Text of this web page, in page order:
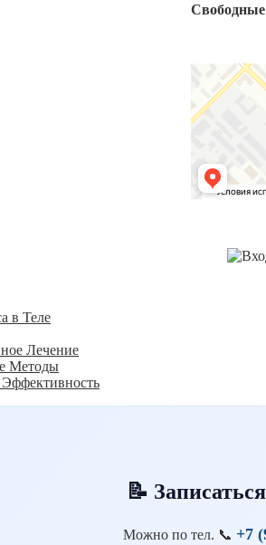
в Теле
Лечение
Методы
📝
Можно по тел. 📞 +7